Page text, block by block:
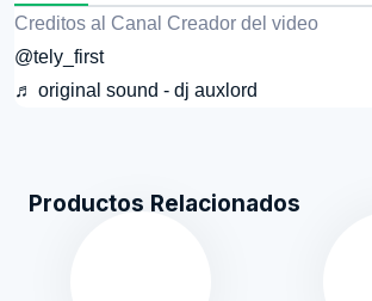
Creditos al Canal Creador del video
@tely_first
♬ original sound - dj auxlord
Productos Relacionados